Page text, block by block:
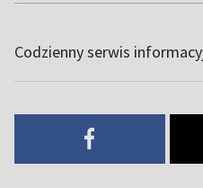
Codzienny serwis